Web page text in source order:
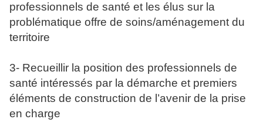
professionnels de santé et les élus sur la
problématique offre de soins/aménagement du
territoire
3- Recueillir la position des professionnels de
santé intéressés par la démarche et premiers
éléments de construction de l’avenir de la prise
en charge